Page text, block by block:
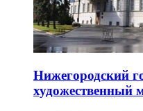
Нижегородский
художественный